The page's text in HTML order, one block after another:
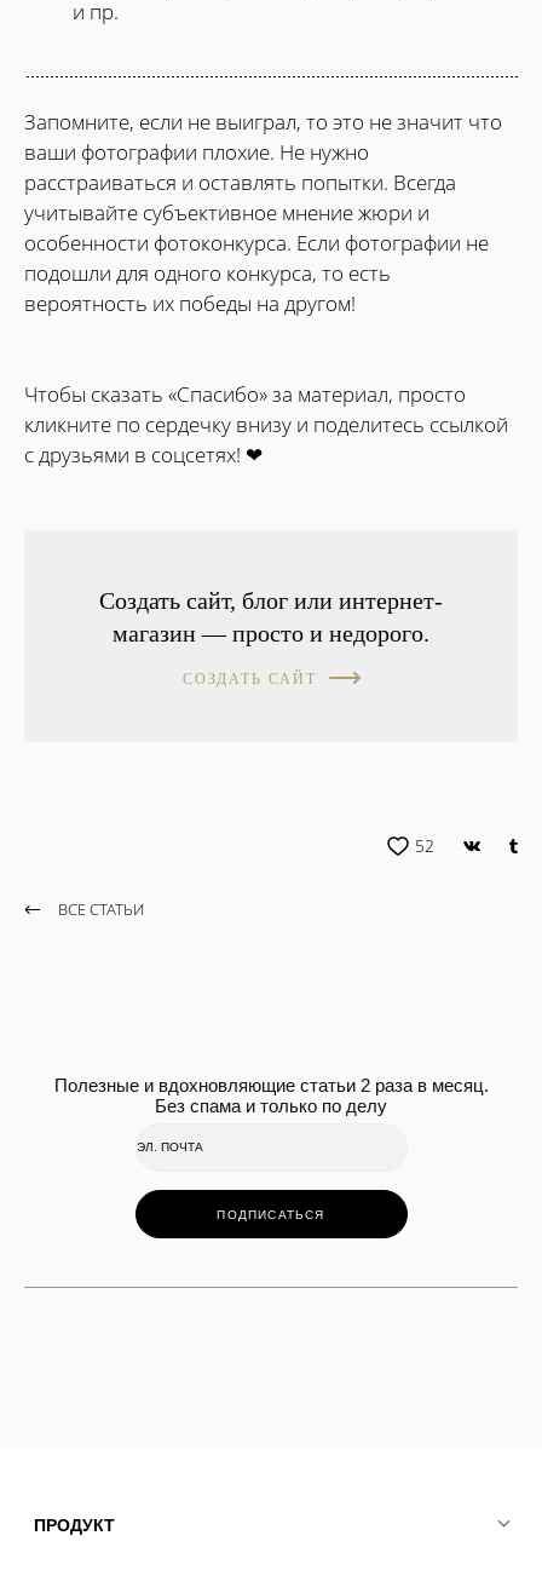
и пр.
Запомните, если не выиграл, то это не значит что
ваши фотографии плохие. Не нужно
расстраиваться и оставлять попытки. Всегда
учитывайте субъективное мнение жюри и
особенности фотоконкурса. Если фотографии не
подошли для одного конкурса, то есть
вероятность их победы на другом!
Чтобы сказать «Спасибо» за материал, просто
кликните по сердечку внизу и поделитесь ссылкой
с друзьями в соцсетях! ❤
Создать сайт, блог или интернет-
магазин — просто и недорого.
СОЗДАТЬ САЙТ
52
ВСЕ СТАТЬИ
Полезные и вдохновляющие статьи 2 раза в месяц.
Без спама и только по делу
ПОДПИСАТЬСЯ
ПРОДУКТ